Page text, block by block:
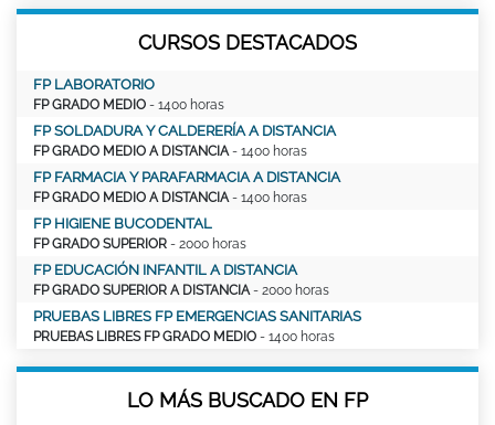
CURSOS DESTACADOS
FP LABORATORIO
FP GRADO MEDIO - 1400 horas
FP SOLDADURA Y CALDERERÍA A DISTANCIA
FP GRADO MEDIO A DISTANCIA - 1400 horas
FP FARMACIA Y PARAFARMACIA A DISTANCIA
FP GRADO MEDIO A DISTANCIA - 1400 horas
FP HIGIENE BUCODENTAL
FP GRADO SUPERIOR - 2000 horas
FP EDUCACIÓN INFANTIL A DISTANCIA
FP GRADO SUPERIOR A DISTANCIA - 2000 horas
PRUEBAS LIBRES FP EMERGENCIAS SANITARIAS
PRUEBAS LIBRES FP GRADO MEDIO - 1400 horas
LO MÁS BUSCADO EN FP